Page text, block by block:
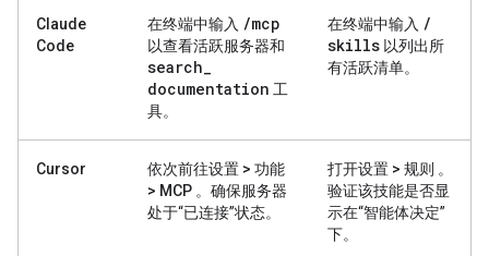
Claude
Code
在终端中输入 /mcp
以查看活跃服务器和
search_
documentation 工
具。
在终端中输入 /
skills 以列出所
有活跃清单。
Cursor 依次前往设置 > 功能
> MCP 。确保服务器
处于“已连接”状态。
打开设置 > 规则 。
验证该技能是否显
示在“智能体决定”
下。